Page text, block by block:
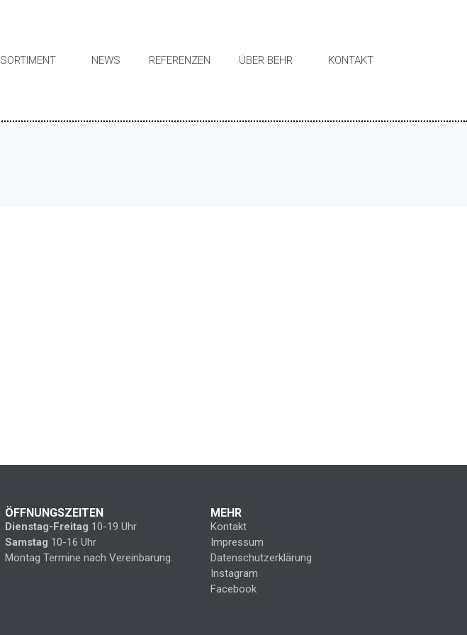
SORTIMENT NEWS REFERENZEN ÜBER BEHR KONTAKT
ÖFFNUNGSZEITEN
Dienstag-Freitag 10-19 Uhr
Samstag 10-16 Uhr
Montag Termine nach Vereinbarung.
MEHR
Kontakt
Impressum
Datenschutzerklärung
Instagram
Facebook